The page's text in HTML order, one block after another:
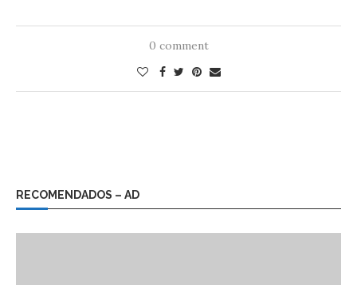
0 comment
RECOMENDADOS – AD